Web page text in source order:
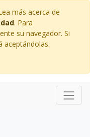
más acerca de
. Para
su navegador. Si
aceptándolas.